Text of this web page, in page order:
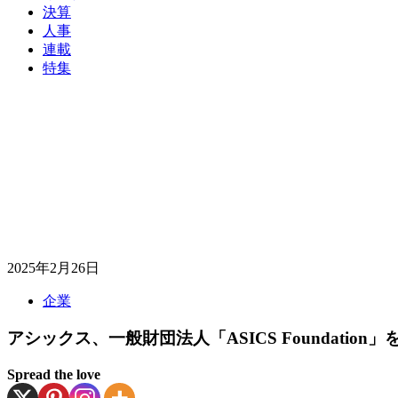
決算
人事
連載
特集
2025年2月26日
企業
アシックス、一般財団法人「ASICS Foundation」
Spread the love